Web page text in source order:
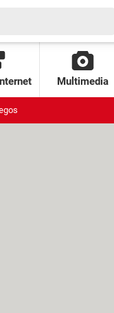
Multimedia